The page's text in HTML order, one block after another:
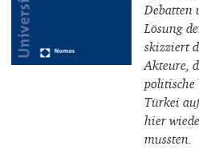
Debatten
Lösung
skizziert
Akteure,
politische
Türkei
hier
mussten.